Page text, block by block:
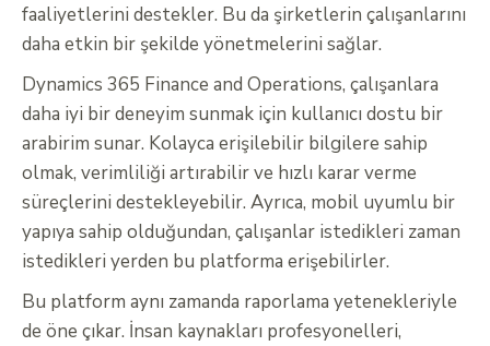
faaliyetlerini destekler. Bu da şirketlerin çalışanlarını
daha etkin bir şekilde yönetmelerini sağlar.
Dynamics 365 Finance and Operations, çalışanlara
daha iyi bir deneyim sunmak için kullanıcı dostu bir
arabirim sunar. Kolayca erişilebilir bilgilere sahip
olmak, verimliliği artırabilir ve hızlı karar verme
süreçlerini destekleyebilir. Ayrıca, mobil uyumlu bir
yapıya sahip olduğundan, çalışanlar istedikleri zaman
istedikleri yerden bu platforma erişebilirler.
Bu platform aynı zamanda raporlama yetenekleriyle
de öne çıkar. İnsan kaynakları profesyonelleri,